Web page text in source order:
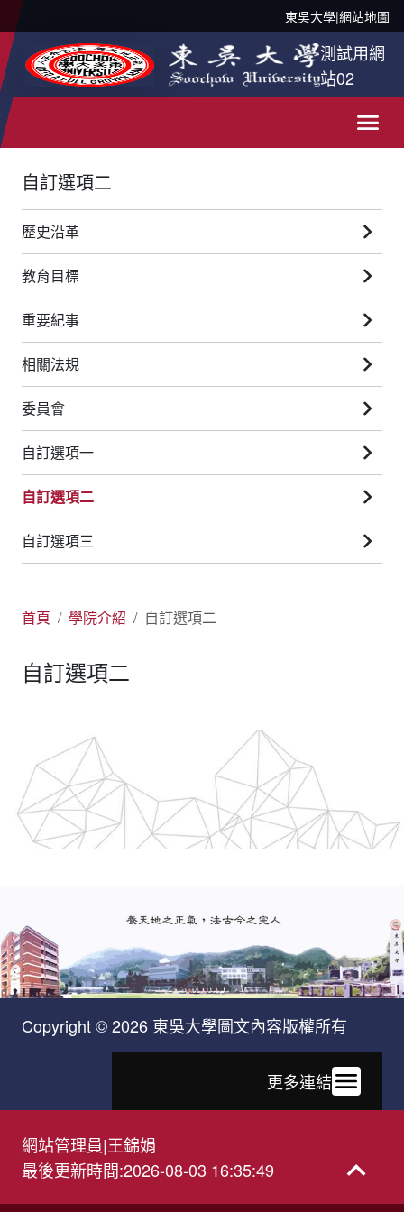
東吳大學|網站地圖
測試用網
站02
自訂選項二
歷史沿革
教育目標
重要紀事
相關法規
委員會
自訂選項一
自訂選項二
自訂選項三
首頁 學院介紹 自訂選項二
自訂選項二
Copyright © 2026 東吳大學圖文內容版權所有
更多連結
網站管理員|王錦娟
最後更新時間:2026-08-03 16:35:49